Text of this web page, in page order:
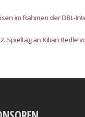
im Rahmen der DBL-
Spieltag an Kilian